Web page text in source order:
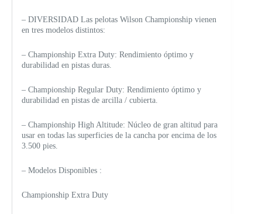
– DIVERSIDAD Las pelotas Wilson Championship vienen
en tres modelos distintos:
– Championship Extra Duty: Rendimiento óptimo y
durabilidad en pistas duras.
– Championship Regular Duty: Rendimiento óptimo y
durabilidad en pistas de arcilla / cubierta.
– Championship High Altitude: Núcleo de gran altitud para
usar en todas las superficies de la cancha por encima de los
3.500 pies.
– Modelos Disponibles :
Championship Extra Duty